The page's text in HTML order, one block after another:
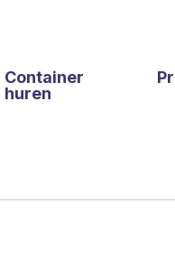
Container
huren